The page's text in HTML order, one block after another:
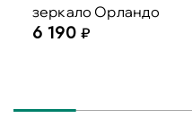
зеркало Орландо
6 190